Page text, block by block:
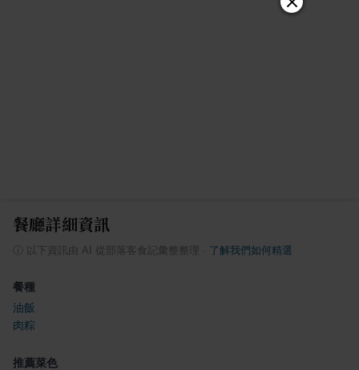
餐廳詳細資訊
以下資訊由 AI 從部落客食記彙整整理 了解我們如何精選
餐種
油飯
肉粽
推薦菜色